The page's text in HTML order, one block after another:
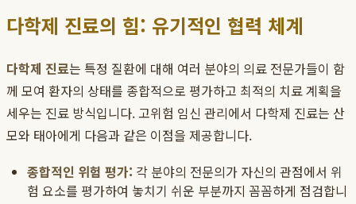
다학제 진료의 힘: 유기적인 협력 체계
다학제 진료는 특정 질환에 대해 여러 분야의 의료 전문가들이 함
께 모여 환자의 상태를 종합적으로 평가하고 최적의 치료 계획을
세우는 진료 방식입니다. 고위험 임신 관리에서 다학제 진료는 산
모와 태아에게 다음과 같은 이점을 제공합니다.
종합적인 위험 평가: 각 분야의 전문의가 자신의 관점에서 위
험 요소를 평가하여 놓치기 쉬운 부분까지 꼼꼼하게 점검합니